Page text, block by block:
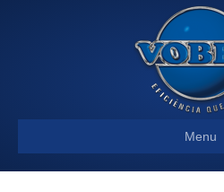
Menu